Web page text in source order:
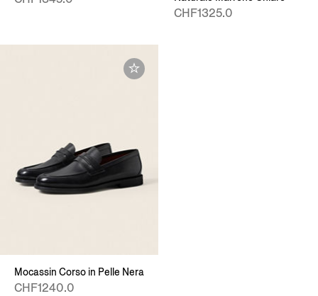
CHF1325.0
Mocassin Corso in Pelle Nera
CHF1240.0